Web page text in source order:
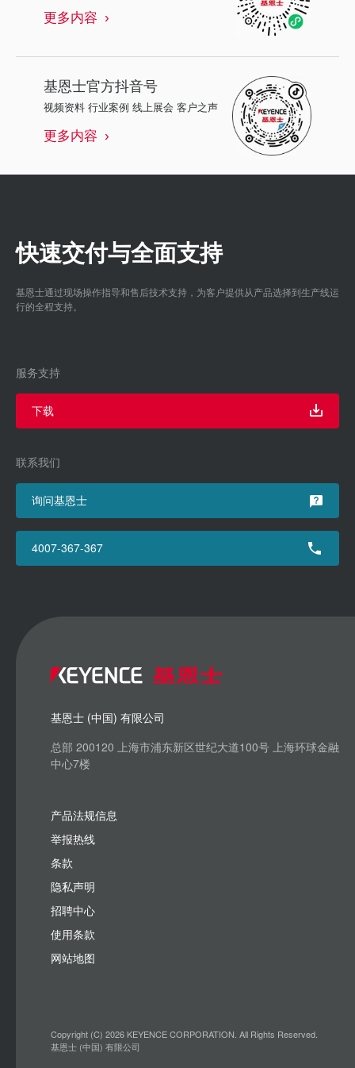
更多内容
基恩士官方抖音号
视频资料 行业案例 线上展会 客户之声
更多内容
快速交付与全面支持
基恩士通过现场操作指导和售后技术支持，为客户提供从产品选择到生产线运
行的全程支持。
服务支持
下载
联系我们
询问基恩士
4007-367-367
基恩士 (中国) 有限公司
总部 200120 上海市浦东新区世纪大道100号 上海环球金融
中心7楼
产品法规信息
举报热线
条款
隐私声明
招聘中心
使用条款
网站地图
Copyright (C) 2026 KEYENCE CORPORATION. All Rights Reserved.
基恩士 (中国) 有限公司